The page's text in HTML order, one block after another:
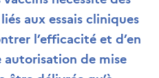
aux essais cliniques
l’efficacité et d’en
autorisation de mise